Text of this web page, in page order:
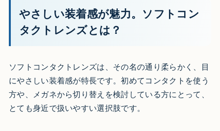
やさしい装着感が魅力。ソフトコン
タクトレンズとは？
ソフトコンタクトレンズは、その名の通り柔らかく、目
にやさしい装着感が特長です。初めてコンタクトを使う
方や、メガネから切り替えを検討している方にとって、
とても身近で扱いやすい選択肢です。